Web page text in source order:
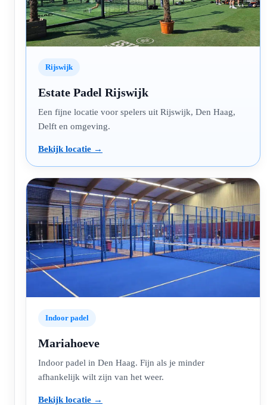
Rijswijk
Estate Padel Rijswijk
Een fijne locatie voor spelers uit Rijswijk, Den Haag,
Delft en omgeving.
Bekijk locatie →
Indoor padel
Mariahoeve
Indoor padel in Den Haag. Fijn als je minder
afhankelijk wilt zijn van het weer.
Bekijk locatie →